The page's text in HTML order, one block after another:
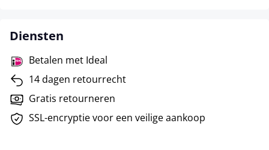
Diensten
Betalen met Ideal
14 dagen retourrecht
Gratis retourneren
SSL-encryptie voor een veilige aankoop